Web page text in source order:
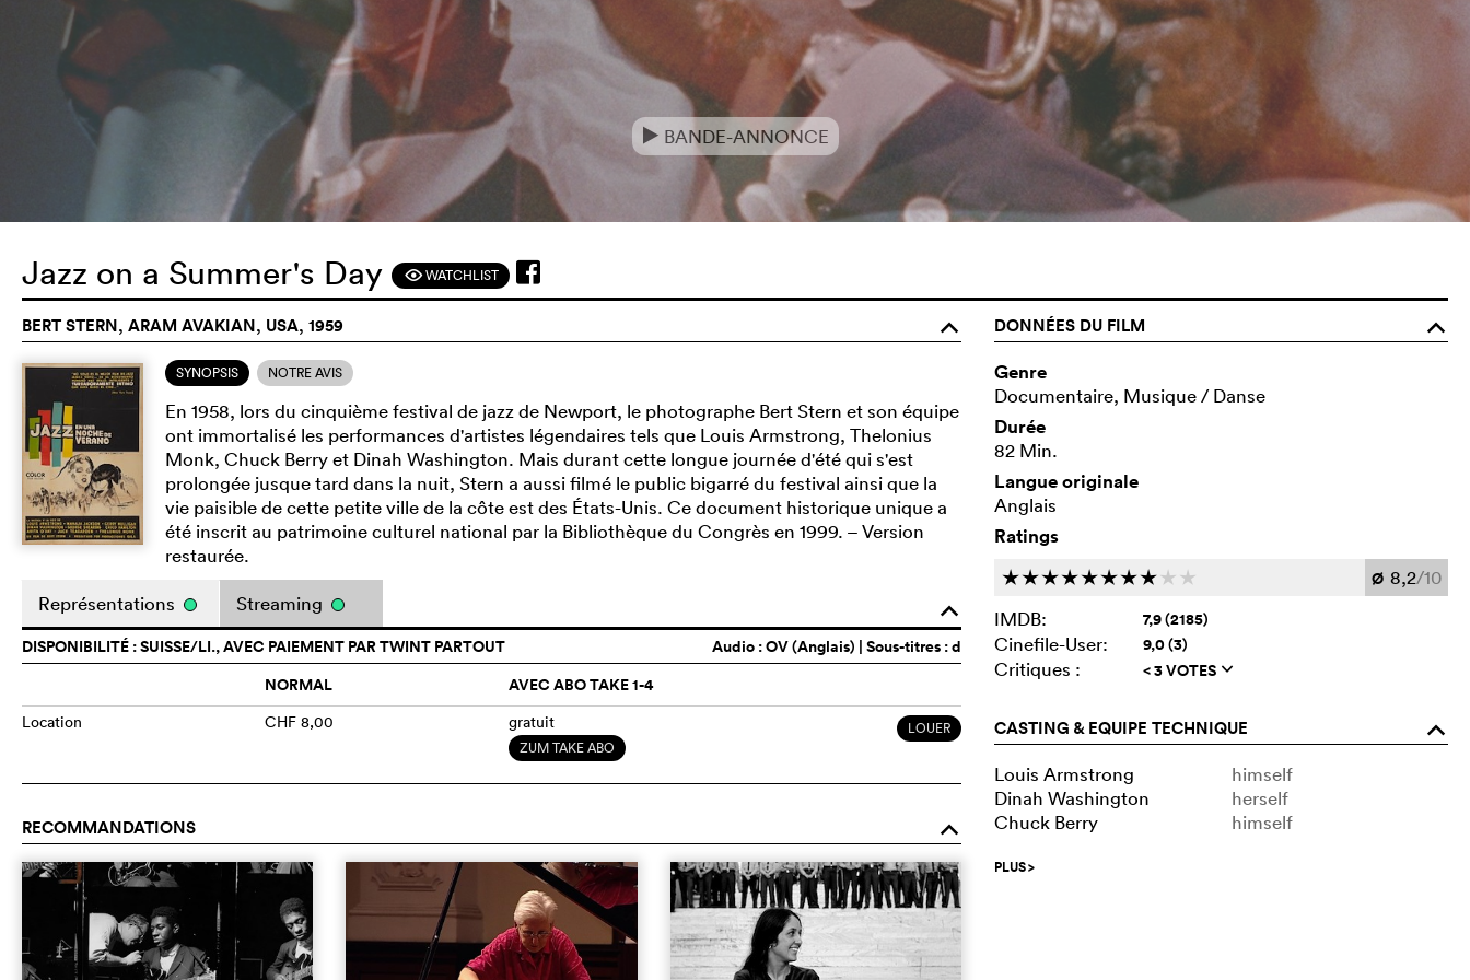
e BANDE-ANNONCE
Jazz on a Summer's Day FWATCHLIST
BERT STERN, ARAM AVAKIAN, USA, 1959 o
SYNOPSIS NOTRE AVIS
En 1958, lors du cinquième festival de jazz de Newport, le photographe Bert Stern et son équipe
ont immortalisé les performances d'artistes légendaires tels que Louis Armstrong, Thelonius
Monk, Chuck Berry et Dinah Washington. Mais durant cette longue journée d'été qui s'est
prolongée jusque tard dans la nuit, Stern a aussi filmé le public bigarré du festival ainsi que la
vie paisible de cette petite ville de la côte est des États-Unis. Ce document historique unique a
été inscrit au patrimoine culturel national par la Bibliothèque du Congrès en 1999. – Version
restaurée.
o
Représentations Streaming
Audio :OV (Anglais) | Sous-titres : d
DISPONIBILITÉ : SUISSE/LI., AVEC PAIEMENT PAR TWINT PARTOUT
NORMAL
AVEC ABO TAKE 1-4
Location CHF 8,00 gratuit
ZUM TAKE ABO
LOUER
RECOMMANDATIONS o
DONNÉES DU FILM
o
Genre
Documentaire, Musique / Danse
Durée
82 Min.
Langue originale
Anglais
Ratings
cccccccc c c Ø 8,2/10
IMDB:
7,9 (2185)
Cinefile-User: 9,0 (3)
Critiques : < 3 VOTES q
CASTING & EQUIPE TECHNIQUE o
Louis Armstrong
himself
Dinah Washington
herself
Chuck Berry
himself
PLUS>